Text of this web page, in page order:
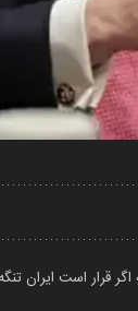
قرار است ایران